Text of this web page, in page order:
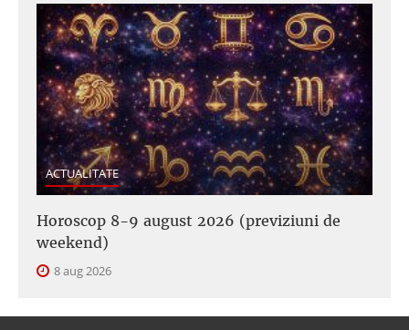
ACTUALITATE
Horoscop 8-9 august 2026 (previziuni de
weekend)
8 aug 2026